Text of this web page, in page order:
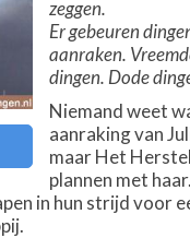
zeggen.
Er gebeuren
aanraken.
dingen. Dode
Niemand weet
aanraking van
maar Het
plannen met
in hun strijd voor